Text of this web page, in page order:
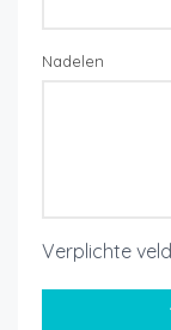
Nadelen
Verplichte